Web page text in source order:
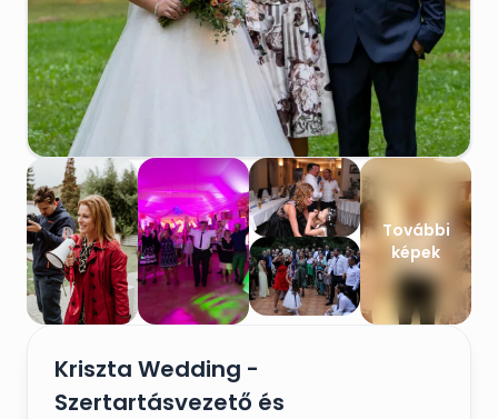
További
képek
Kriszta Wedding -
Szertartásvezető és